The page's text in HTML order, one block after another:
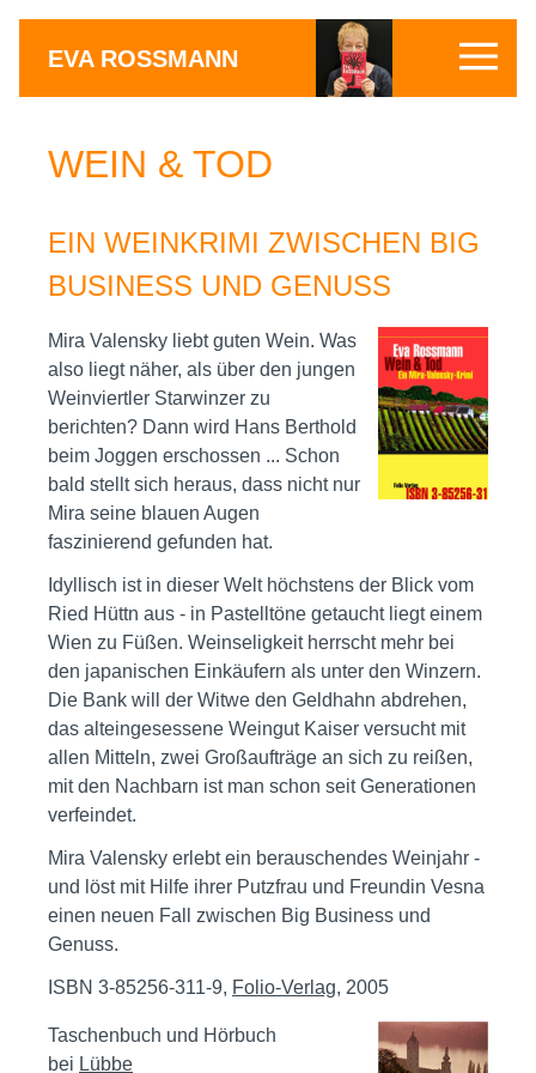
EVA ROSSMANN
WEIN & TOD
EIN WEINKRIMI ZWISCHEN BIG
BUSINESS UND GENUSS
Mira Valensky liebt guten Wein. Was
also liegt näher, als über den jungen
Weinviertler Starwinzer zu
berichten? Dann wird Hans Berthold
beim Joggen erschossen ... Schon
bald stellt sich heraus, dass nicht nur
Mira seine blauen Augen
faszinierend gefunden hat.
Idyllisch ist in dieser Welt höchstens der Blick vom
Ried Hüttn aus - in Pastelltöne getaucht liegt einem
Wien zu Füßen. Weinseligkeit herrscht mehr bei
den japanischen Einkäufern als unter den Winzern.
Die Bank will der Witwe den Geldhahn abdrehen,
das alteingesessene Weingut Kaiser versucht mit
allen Mitteln, zwei Großaufträge an sich zu reißen,
mit den Nachbarn ist man schon seit Generationen
verfeindet.
Mira Valensky erlebt ein berauschendes Weinjahr -
und löst mit Hilfe ihrer Putzfrau und Freundin Vesna
einen neuen Fall zwischen Big Business und
Genuss.
ISBN 3-85256-311-9, Folio-Verlag, 2005
Taschenbuch und Hörbuch
bei Lübbe